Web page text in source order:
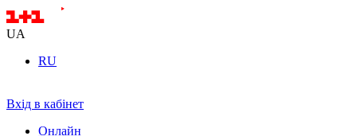
UA
RU
Вхід в кабінет
Онлайн